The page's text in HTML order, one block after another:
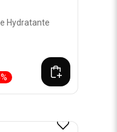
Hydratante